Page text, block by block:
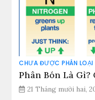
CHƯA ĐƯỢC PHÂN LOẠI
Phân Bón Là Gì?
21 Tháng mười hai,